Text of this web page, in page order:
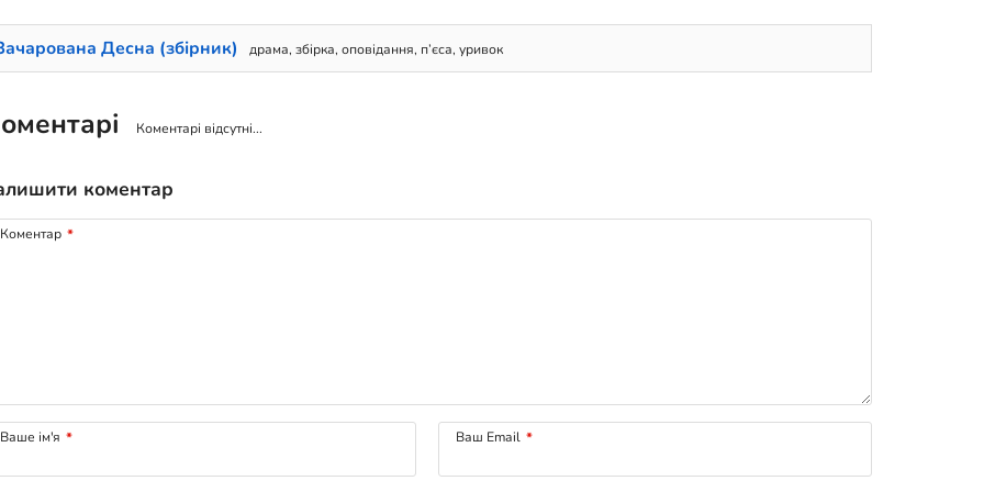
Десна (збірник) драма, збірка, оповідання, п’єса, уривок
Коментарі відсутні...
коментар
Коментар *
Ваше ім'я * Ваш Email *